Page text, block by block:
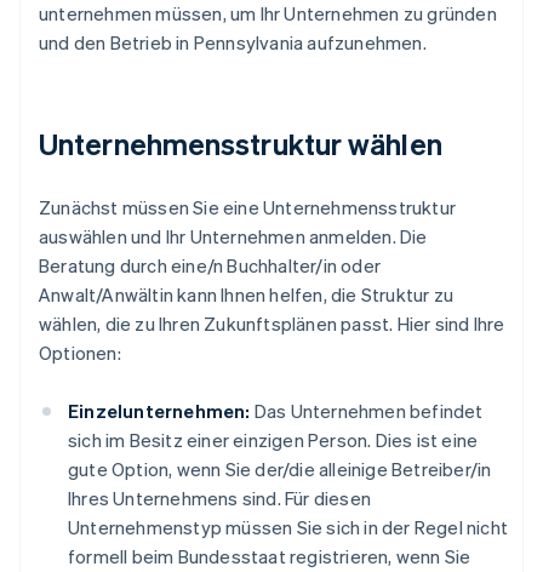
unternehmen müssen, um Ihr Unternehmen zu gründen
und den Betrieb in Pennsylvania aufzunehmen.
Unternehmensstruktur wählen
Zunächst müssen Sie eine Unternehmensstruktur
auswählen und Ihr Unternehmen anmelden. Die
Beratung durch eine/n Buchhalter/in oder
Anwalt/Anwältin kann Ihnen helfen, die Struktur zu
wählen, die zu Ihren Zukunftsplänen passt. Hier sind Ihre
Optionen:
Einzelunternehmen: Das Unternehmen befindet
sich im Besitz einer einzigen Person. Dies ist eine
gute Option, wenn Sie der/die alleinige Betreiber/in
Ihres Unternehmens sind. Für diesen
Unternehmenstyp müssen Sie sich in der Regel nicht
formell beim Bundesstaat registrieren, wenn Sie